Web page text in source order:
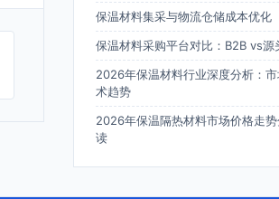
保温材料集采与物流仓储成本优化
保温材料采购平台对比：B2B vs源
2026年保温材料行业深度分析：
术趋势
2026年保温隔热材料市场价格走
读